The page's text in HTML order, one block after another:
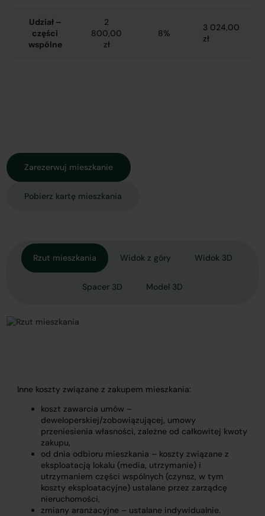
Rzut mieszkania Widok z góry Widok 3D
Spacer 3D Model 3D
Inne koszty związane z zakupem mieszkania:
koszt zawarcia umów –
deweloperskiej/zobowiązującej, umowy
przeniesienia własności, zależne od całkowitej kwoty
zakupu,
od dnia odbioru mieszkania – koszty związane z
eksploatacją lokalu (media, utrzymanie) i
utrzymaniem części wspólnych (czynsz, w tym
koszty eksploatacyjne) ustalane przez zarządcę
nieruchomości,
zmiany aranżacyjne – ustalane indywidualnie.
Udział –
części
wspólne
2
800,00
zł
8%
3 024,00
zł
Zarezerwuj mieszkanie
Pobierz kartę mieszkania